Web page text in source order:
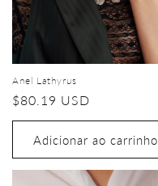
Anel Lathyrus
Preço
normal
$80.19 USD
Adicionar ao carrinho